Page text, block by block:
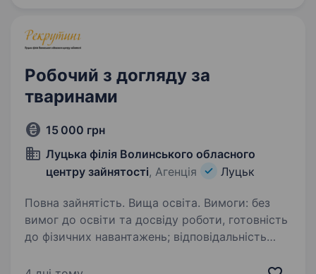
Робочий з догляду за
тваринами
15 000 грн
Луцька філія Волинського обласного
центру зайнятості, Агенція Луцьк
Повна зайнятість. Вища освіта. Вимоги: без
вимог до освіти та досвіду роботи, готовність
до фізичних навантажень; відповідальність
робочий тиждень, 8-годинний робочий день.